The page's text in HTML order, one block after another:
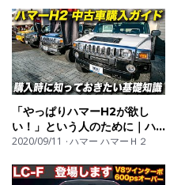
さらに注目したいのが、
ステアリングシステムで
合わせて角度を変えるこ
え、狭い道路でも軽トラ
することが考えられてい
モートワーク、キッチン
「やっぱりハマーH2が欲し
い！」という人のために｜ハ
マーH2購入ガイド
2020/09/11 ハマー ハマーＨ２